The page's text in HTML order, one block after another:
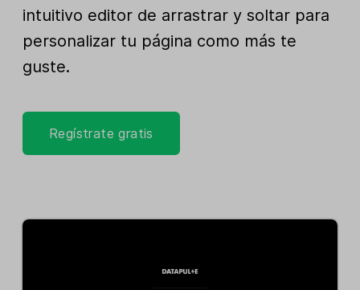
intuitivo editor de arrastrar y soltar para
personalizar tu página como más te
guste.
Regístrate gratis